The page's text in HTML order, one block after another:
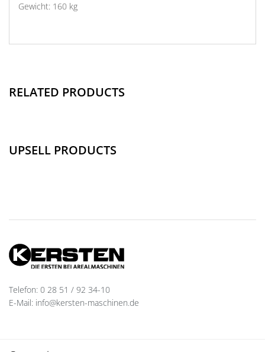
Gewicht: 160 kg
RELATED PRODUCTS
UPSELL PRODUCTS
Telefon: 0 28 51 / 92 34-10
E-Mail: info@kersten-maschinen.de